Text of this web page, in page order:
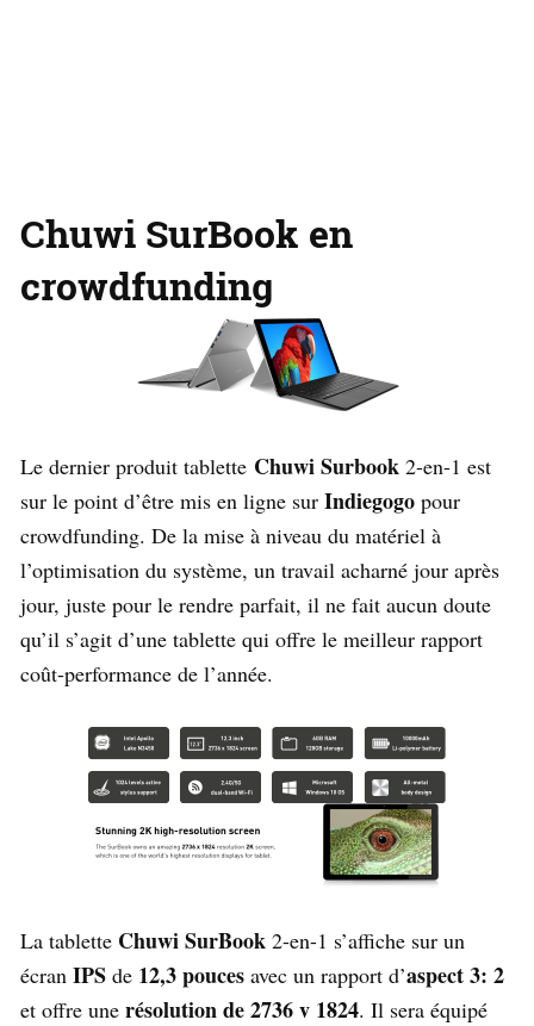
Chuwi SurBook en
crowdfunding
Le dernier produit tablette Chuwi Surbook 2-en-1 est
sur le point d’être mis en ligne sur Indiegogo pour
crowdfunding. De la mise à niveau du matériel à
l’optimisation du système, un travail acharné jour après
jour, juste pour le rendre parfait, il ne fait aucun doute
qu’il s’agit d’une tablette qui offre le meilleur rapport
coût-performance de l’année.
La tablette Chuwi SurBook 2-en-1 s’affiche sur un
écran IPS de 12,3 pouces avec un rapport d’aspect 3: 2
et offre une résolution de 2736 v 1824. Il sera équipé